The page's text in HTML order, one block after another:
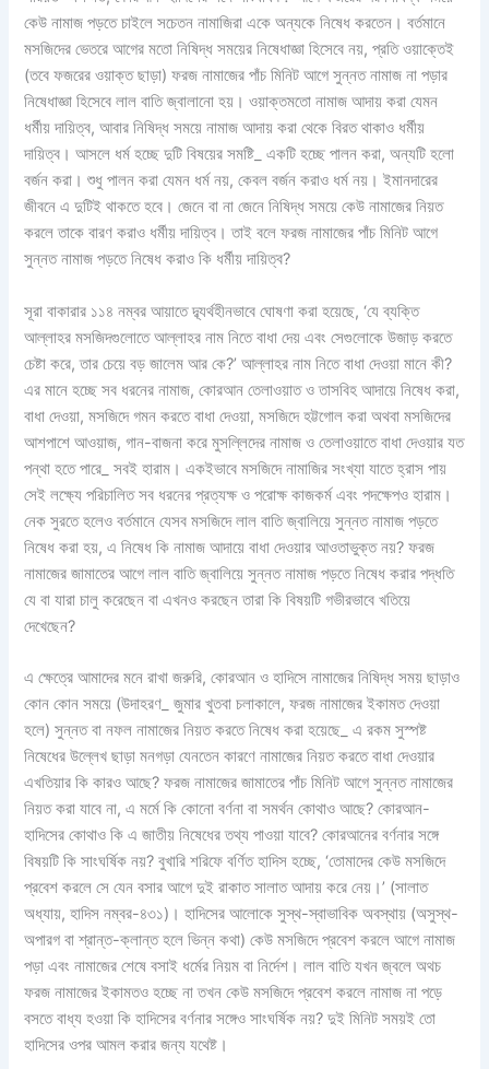
কেউ নামাজ পড়তে চাইলে সচেতন নামাজিরা একে অন্যকে নিষেধ করতেন। বর্তমানে
মসজিদের ভেতরে আগের মতো নিষিদ্ধ সময়ের নিষেধাজ্ঞা হিসেবে নয়, প্রতি ওয়াক্তেই
(তবে ফজরের ওয়াক্ত ছাড়া) ফরজ নামাজের পাঁচ মিনিট আগে সুন্নত নামাজ না পড়ার
নিষেধাজ্ঞা হিসেবে লাল বাতি জ্বালানো হয়। ওয়াক্তমতো নামাজ আদায় করা যেমন
ধর্মীয় দায়িত্ব, আবার নিষিদ্ধ সময়ে নামাজ আদায় করা থেকে বিরত থাকাও ধর্মীয়
দায়িত্ব। আসলে ধর্ম হচ্ছে দুটি বিষয়ের সমষ্টি_ একটি হচ্ছে পালন করা, অন্যটি হলো
বর্জন করা। শুধু পালন করা যেমন ধর্ম নয়, কেবল বর্জন করাও ধর্ম নয়। ইমানদারের
জীবনে এ দুটিই থাকতে হবে। জেনে বা না জেনে নিষিদ্ধ সময়ে কেউ নামাজের নিয়ত
করলে তাকে বারণ করাও ধর্মীয় দায়িত্ব। তাই বলে ফরজ নামাজের পাঁচ মিনিট আগে
সুন্নত নামাজ পড়তে নিষেধ করাও কি ধর্মীয় দায়িত্ব?
সূরা বাকারার ১১৪ নম্বর আয়াতে দ্ব্যর্থহীনভাবে ঘোষণা করা হয়েছে, ‘যে ব্যক্তি
আল্লাহর মসজিদগুলোতে আল্লাহর নাম নিতে বাধা দেয় এবং সেগুলোকে উজাড় করতে
চেষ্টা করে, তার চেয়ে বড় জালেম আর কে?’ আল্লাহর নাম নিতে বাধা দেওয়া মানে কী?
এর মানে হচ্ছে সব ধরনের নামাজ, কোরআন তেলাওয়াত ও তাসবিহ আদায়ে নিষেধ করা,
বাধা দেওয়া, মসজিদে গমন করতে বাধা দেওয়া, মসজিদে হট্টগোল করা অথবা মসজিদের
আশপাশে আওয়াজ, গান-বাজনা করে মুসলি্লদের নামাজ ও তেলাওয়াতে বাধা দেওয়ার যত
পন্থা হতে পারে_ সবই হারাম। একইভাবে মসজিদে নামাজির সংখ্যা যাতে হ্রাস পায়
সেই লক্ষ্যে পরিচালিত সব ধরনের প্রত্যক্ষ ও পরোক্ষ কাজকর্ম এবং পদক্ষেপও হারাম।
নেক সুরতে হলেও বর্তমানে যেসব মসজিদে লাল বাতি জ্বালিয়ে সুন্নত নামাজ পড়তে
নিষেধ করা হয়, এ নিষেধ কি নামাজ আদায়ে বাধা দেওয়ার আওতাভুক্ত নয়? ফরজ
নামাজের জামাতের আগে লাল বাতি জ্বালিয়ে সুন্নত নামাজ পড়তে নিষেধ করার পদ্ধতি
যে বা যারা চালু করেছেন বা এখনও করছেন তারা কি বিষয়টি গভীরভাবে খতিয়ে
দেখেছেন?
এ ক্ষেত্রে আমাদের মনে রাখা জরুরি, কোরআন ও হাদিসে নামাজের নিষিদ্ধ সময় ছাড়াও
কোন কোন সময়ে (উদাহরণ_ জুমার খুতবা চলাকালে, ফরজ নামাজের ইকামত দেওয়া
হলে) সুন্নত বা নফল নামাজের নিয়ত করতে নিষেধ করা হয়েছে_ এ রকম সুস্পষ্ট
নিষেধের উল্লেখ ছাড়া মনগড়া যেনতেন কারণে নামাজের নিয়ত করতে বাধা দেওয়ার
এখতিয়ার কি কারও আছে? ফরজ নামাজের জামাতের পাঁচ মিনিট আগে সুন্নত নামাজের
নিয়ত করা যাবে না, এ মর্মে কি কোনো বর্ণনা বা সমর্থন কোথাও আছে? কোরআন-
হাদিসের কোথাও কি এ জাতীয় নিষেধের তথ্য পাওয়া যাবে? কোরআনের বর্ণনার সঙ্গে
বিষয়টি কি সাংঘর্ষিক নয়? বুখারি শরিফে বর্ণিত হাদিস হচ্ছে, ‘তোমাদের কেউ মসজিদে
প্রবেশ করলে সে যেন বসার আগে দুই রাকাত সালাত আদায় করে নেয়।’ (সালাত
অধ্যায়, হাদিস নম্বর-৪৩১)। হাদিসের আলোকে সুস্থ-স্বাভাবিক অবস্থায় (অসুস্থ-
অপারগ বা শ্রান্ত-ক্লান্ত হলে ভিন্ন কথা) কেউ মসজিদে প্রবেশ করলে আগে নামাজ
পড়া এবং নামাজের শেষে বসাই ধর্মের নিয়ম বা নির্দেশ। লাল বাতি যখন জ্বলে অথচ
ফরজ নামাজের ইকামতও হচ্ছে না তখন কেউ মসজিদে প্রবেশ করলে নামাজ না পড়ে
বসতে বাধ্য হওয়া কি হাদিসের বর্ণনার সঙ্গেও সাংঘর্ষিক নয়? দুই মিনিট সময়ই তো
হাদিসের ওপর আমল করার জন্য যথেষ্ট।